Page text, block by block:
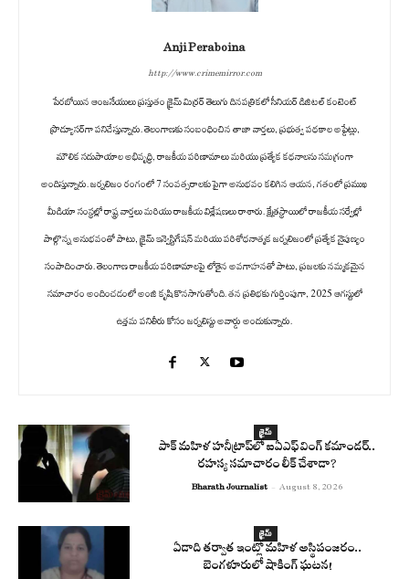
Anji Peraboina
http://www.crimemirror.com
పేరబోయిన ఆంజనేయులు ప్రస్తుతం క్రైమ్ మిర్రర్ తెలుగు దినపత్రికలో సీనియర్ డిజిటల్ కంటెంట్
ప్రొడ్యూసర్‌గా పనిచేస్తున్నారు. తెలంగాణకు సంబంధించిన తాజా వార్తలు, ప్రభుత్వ పథకాల అప్డేట్లు,
మౌలిక సదుపాయాల అభివృద్ధి, రాజకీయ పరిణామాలు మరియు ప్రత్యేక కథనాలను సమగ్రంగా
అందిస్తున్నారు. జర్నలిజం రంగంలో 7 సంవత్సరాలకు పైగా అనుభవం కలిగిన ఆయన, గతంలో ప్రముఖ
మీడియా సంస్థల్లో రాష్ట్ర వార్తలు మరియు రాజకీయ విశ్లేషణలు రాశారు. క్షేత్రస్థాయిలో రాజకీయ సర్వేల్లో
పాల్గొన్న అనుభవంతో పాటు, క్రైమ్ ఇన్వెస్టిగేషన్ మరియు పరిశోధనాత్మక జర్నలిజంలో ప్రత్యేక నైపుణ్యం
సంపాదించారు. తెలంగాణ రాజకీయ పరిణామాలపై లోతైన అవగాహనతో పాటు, ప్రజలకు నమ్మకమైన
సమాచారం అందించడంలో అంజి కృషి కొనసాగుతోంది. తన ప్రతిభకు గుర్తింపుగా, 2025 ఆగస్టులో
ఉత్తమ పనితీరు కోసం జర్నలిస్టు అవార్డు అందుకున్నారు.
క్రైమ్
పాక్ మహిళ హనీట్రాప్‌లో ఐఏఎఫ్ వింగ్ కమాండర్..
రహస్య సమాచారం లీక్ చేశాడా?
Bharath Journalist - August 8, 2026
క్రైమ్
ఏడాది తర్వాత ఇంట్లో మహిళ అస్థిపంజరం..
బెంగళూరులో షాకింగ్ ఘటన!